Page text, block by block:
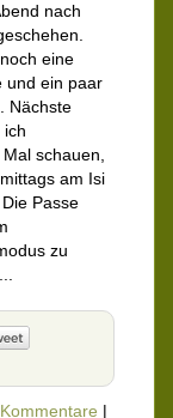
nach
eine
und ein paar
Nächste
ich
schauen,
am Isi
Passe
zu
Kommentare |